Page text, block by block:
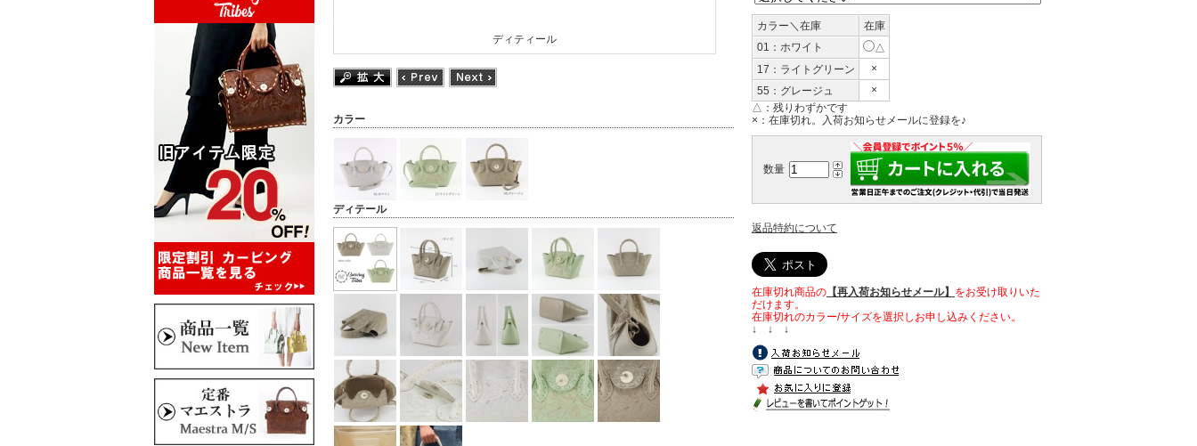
カラー＼在庫
在庫
01：ホワイト
△
17：ライトグリーン
×
55：グレージュ
×
△： 残りわずかです
×： 在庫切れ。入荷お知らせメールに登録を♪
数量
返品特約について
在庫切れ商品の 【再入荷お知らせメール】 をお受け取りいた
だけます。
在庫切れのカラー/サイズを選択しお申し込みください。
↓ ↓ ↓
ディティール
カラー
ディテール